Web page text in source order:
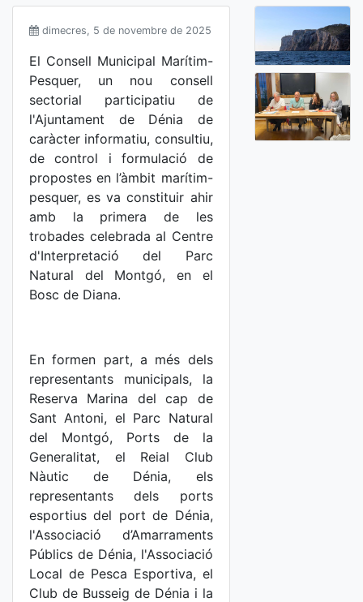
dimecres, 5 de novembre de 2025
El Consell Municipal Marítim-
Pesquer, un nou consell
sectorial participatiu de
l'Ajuntament de Dénia de
caràcter informatiu, consultiu,
de control i formulació de
propostes en l’àmbit marítim-
pesquer, es va constituir ahir
amb la primera de les
trobades celebrada al Centre
d'Interpretació del Parc
Natural del Montgó, en el
Bosc de Diana.
En formen part, a més dels
representants municipals, la
Reserva Marina del cap de
Sant Antoni, el Parc Natural
del Montgó, Ports de la
Generalitat, el Reial Club
Nàutic de Dénia, els
representants dels ports
esportius del port de Dénia,
l'Associació d’Amarraments
Públics de Dénia, l'Associació
Local de Pesca Esportiva, el
Club de Busseig de Dénia i la